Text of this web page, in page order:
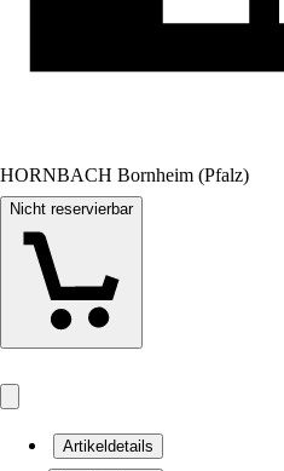
HORNBACH Bornheim (Pfalz)
Nicht reservierbar
Artikeldetails